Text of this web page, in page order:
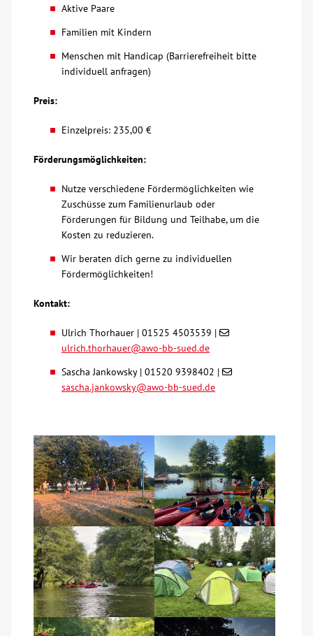
Aktive Paare
Familien mit Kindern
Menschen mit Handicap (Barrierefreiheit bitte
individuell anfragen)
Preis:
Einzelpreis: 235,00 €
Förderungsmöglichkeiten:
Nutze verschiedene Fördermöglichkeiten wie
Zuschüsse zum Familienurlaub oder
Förderungen für Bildung und Teilhabe, um die
Kosten zu reduzieren.
Wir beraten dich gerne zu individuellen
Fördermöglichkeiten!
Kontakt:
Ulrich Thorhauer | 01525 4503539 |
ulrich.thorhauer@awo-bb-sued.de
Sascha Jankowsky | 01520 9398402 |
sascha.jankowsky@awo-bb-sued.de